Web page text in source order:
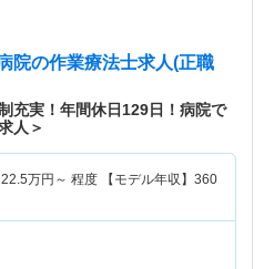
院の作業療法士求人(正職
充実！年間休日129日！病院で
人＞
22.5万円～ 程度 【モデル年収】 360